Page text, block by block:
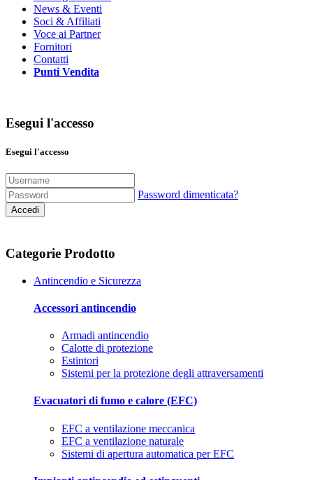
News & Eventi
Soci & Affiliati
Voce ai Partner
Fornitori
Contatti
Punti Vendita
Esegui l'accesso
Esegui l'accesso
Password dimenticata?
Accedi
Categorie Prodotto
Antincendio e Sicurezza
Accessori antincendio
Armadi antincendio
Calotte di protezione
Estintori
Sistemi per la protezione degli attraversamenti
Evacuatori di fumo e calore (EFC)
EFC a ventilazione meccanica
EFC a ventilazione naturale
Sistemi di apertura automatica per EFC